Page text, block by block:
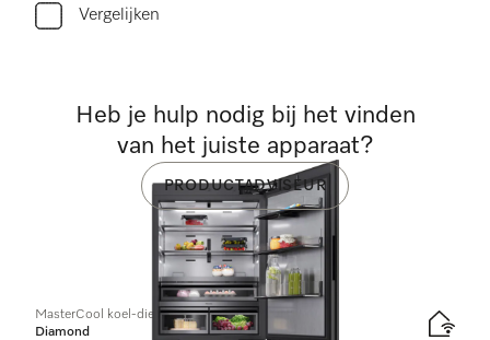
Vergelijken
MasterCool koel-diepvriescombinatie
Diamond
Heb je hulp nodig bij het vinden
van het juiste apparaat?
PRODUCTADVISEUR